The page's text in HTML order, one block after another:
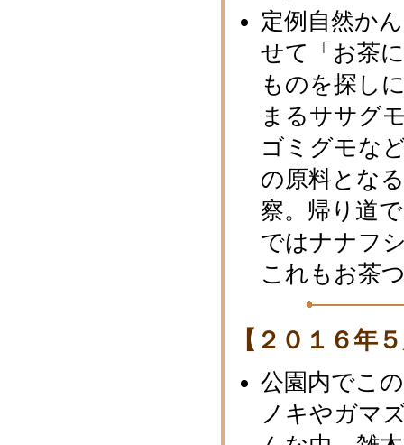
定例自然か
せて「お茶
ものを探し
まるササグ
ゴミグモな
の原料とな
察。帰り道
ではナナフ
これもお茶
【２０１６年
公園内でこ
ノキやガマ